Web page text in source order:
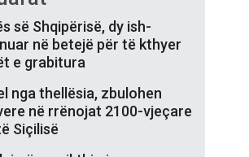
së Shqipërisë, dy ish-
në betejë për të kthyer
e grabitura
nga thellësia, zbulohen
në rrënojat 2100-vjeçare
Siçilisë